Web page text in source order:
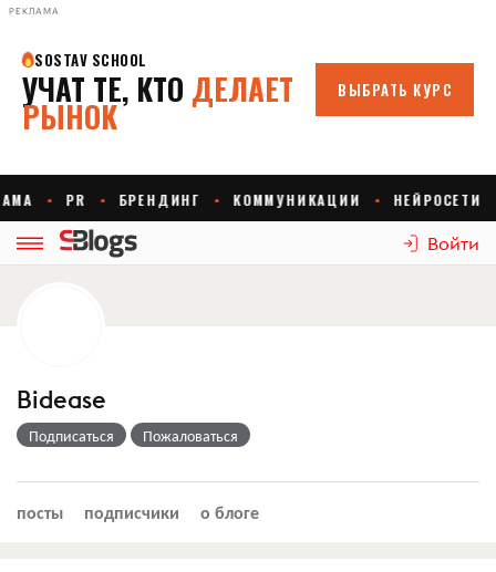
РЕКЛАМА
Войти
Bidease
Подписаться Пожаловаться
посты подписчики о блоге